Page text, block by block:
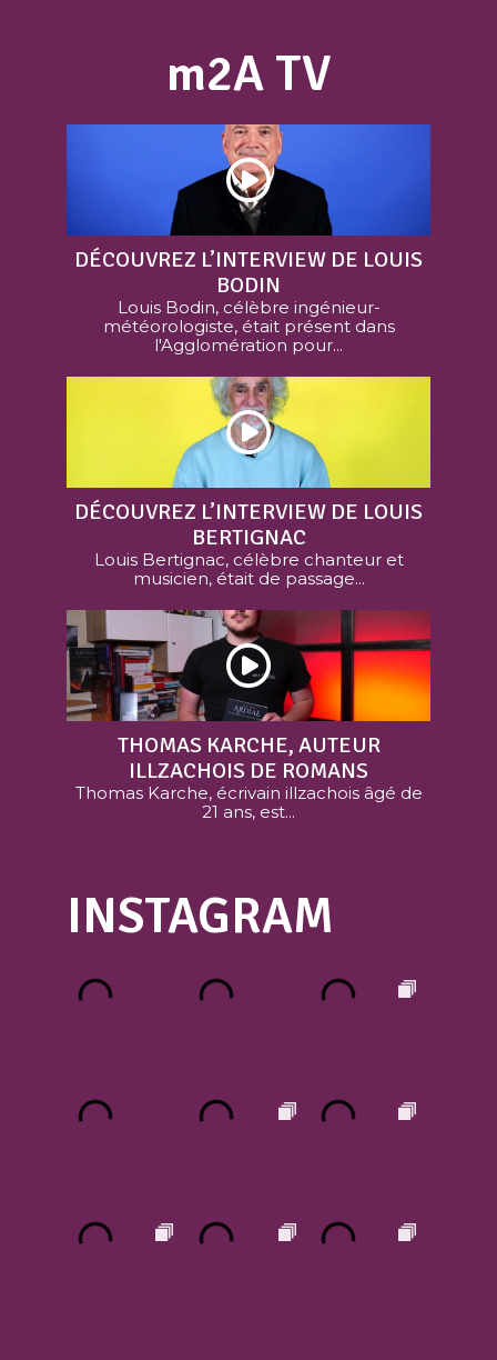
m2A TV
DÉCOUVREZ L’INTERVIEW DE LOUIS
BODIN
Louis Bodin, célèbre ingénieur-
météorologiste, était présent dans
l'Agglomération pour...
DÉCOUVREZ L’INTERVIEW DE LOUIS
BERTIGNAC
Louis Bertignac, célèbre chanteur et
musicien, était de passage...
THOMAS KARCHE, AUTEUR
ILLZACHOIS DE ROMANS
Thomas Karche, écrivain illzachois âgé de
21 ans, est...
INSTAGRAM